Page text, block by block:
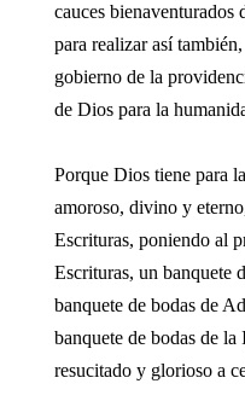
cauces
para realizar así
gobierno de la
de Dios para la
Porque Dios tiene para
amoroso, divino y
Escrituras, poniendo al
Escrituras, un banquete
banquete de bodas de
banquete de bodas de
resucitado y glorioso a